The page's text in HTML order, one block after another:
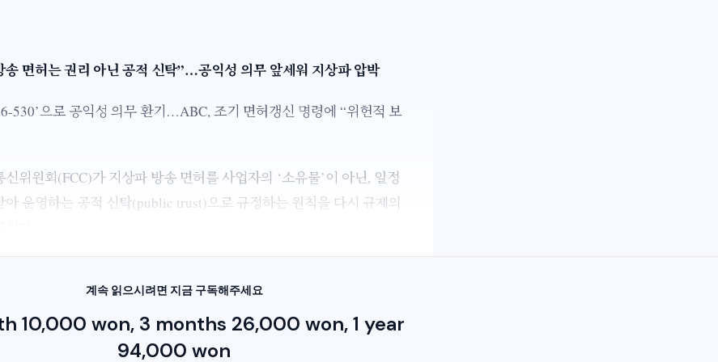
송 면허는 권리 아닌 공적 신탁”…공익성 의무 앞세워 지상파 압박
530’으로 공익성 의무 환기…ABC, 조기 면허갱신 명령에 “위헌적 보
신위원회(FCC)가 지상파 방송 면허를 사업자의 ‘소유물’이 아닌, 일정
아 운영하는 공적 신탁(public trust)으로 규정하는 원칙을 다시 규제의
계속 읽으시려면 지금 구독해주세요
10,000 won, 3 months 26,000 won, 1 year
94,000 won